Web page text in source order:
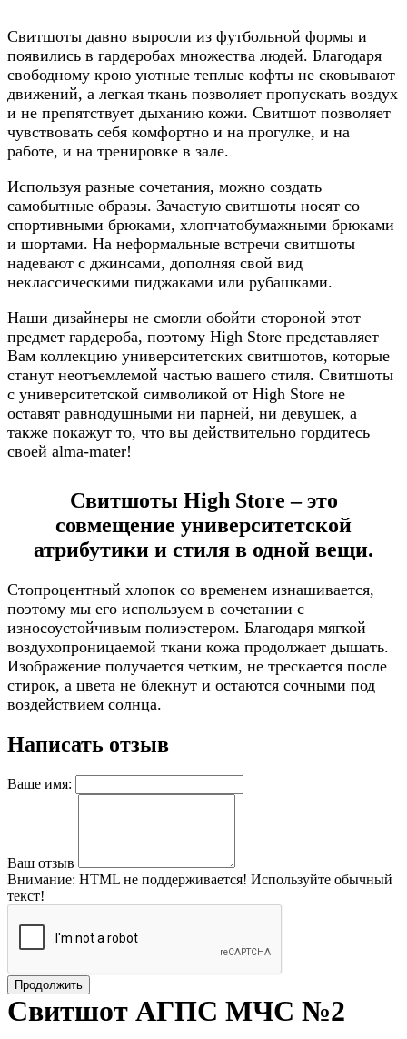
Свитшоты давно выросли из футбольной формы и
появились в гардеробах множества людей. Благодаря
свободному крою уютные теплые кофты не сковывают
движений, а легкая ткань позволяет пропускать воздух
и не препятствует дыханию кожи. Свитшот позволяет
чувствовать себя комфортно и на прогулке, и на
работе, и на тренировке в зале.
Используя разные сочетания, можно создать
самобытные образы. Зачастую свитшоты носят со
спортивными брюками, хлопчатобумажными брюками
и шортами. На неформальные встречи свитшоты
надевают с джинсами, дополняя свой вид
неклассическими пиджаками или рубашками.
Наши дизайнеры не смогли обойти стороной этот
предмет гардероба, поэтому High Store представляет
Вам коллекцию университетских свитшотов, которые
станут неотъемлемой частью вашего стиля. Свитшоты
с университетской символикой от High Store не
оставят равнодушными ни парней, ни девушек, а
также покажут то, что вы действительно гордитесь
своей alma-mater!
Свитшоты High Store – это
совмещение университетской
атрибутики и стиля в одной вещи.
Стопроцентный хлопок со временем изнашивается,
поэтому мы его используем в сочетании с
износоустойчивым полиэстером. Благодаря мягкой
воздухопроницаемой ткани кожа продолжает дышать.
Изображение получается четким, не трескается после
стирок, а цвета не блекнут и остаются сочными под
воздействием солнца.
Написать отзыв
Ваше имя:
Ваш отзыв
Внимание: HTML не поддерживается! Используйте обычный
текст!
Продолжить
Свитшот АГПС МЧС №2